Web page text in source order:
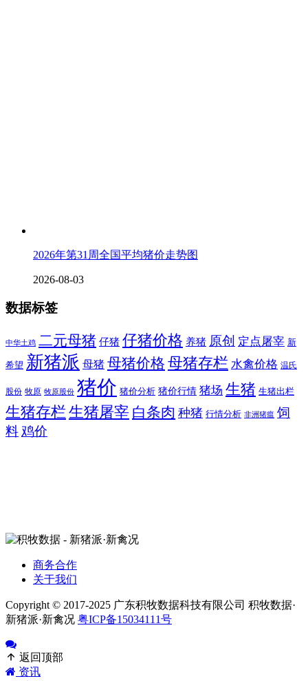
2026年第31周全国平均猪价走势图
2026-08-03
数据标签
中华土鸡 二元母猪 仔猪 仔猪价格 养猪 原创 定点屠宰 新
希望 新猪派 母猪 母猪价格 母猪存栏 水禽价格 温氏
股份 牧原 牧原股份 猪价 猪价分析 猪价行情 猪场 生猪 生猪出栏
生猪存栏 生猪屠宰 白条肉 种猪 行情分析 非洲猪瘟 饲
料 鸡价
商务合作
关于我们
Copyright © 2017-2025 广东积牧数据科技有限公司 积牧数据·
新猪派·新禽况 粤ICP备15034111号
返回顶部
资讯